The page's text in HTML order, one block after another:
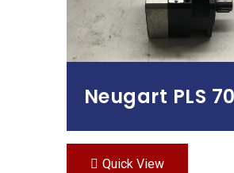
Neugart PLS
Quick View